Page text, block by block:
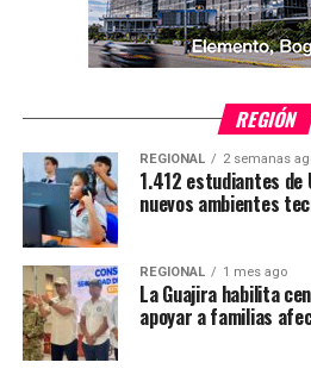
REGIÓN
REGIONAL 2 semanas
1.412 estudiantes
nuevos ambientes
REGIONAL 1 mes ago
La Guajira habilita
apoyar a familias